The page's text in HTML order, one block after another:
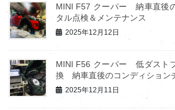
MINI F57 クーパー 納車直後
タル点検＆メンテナンス
2025年12月12日
MINI F56 クーパー 低ダスト
換 納車直後のコンディション
2025年12月11日